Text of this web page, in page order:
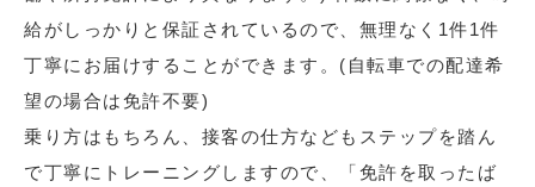
給がしっかりと保証されているので、無理なく1件1件
丁寧にお届けすることができます。(自転車での配達希
望の場合は免許不要)
乗り方はもちろん、接客の仕方などもステップを踏ん
で丁寧にトレーニングしますので、「免許を取ったば